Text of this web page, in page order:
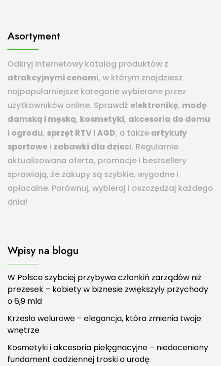
Asortyment
Odkryj internetowy katalog produktów z
atrakcyjnymi cenami, w którym znajdziesz
najpopularniejsze kategorie wybierane przez
użytkowników online. Sprawdź elektronikę, modę
damską i męską, kosmetyki, akcesoria do domu
i ogrodu, sprzęt RTV i AGD, a także artykuły
sportowe i zabawki dla dzieci. Regularnie
aktualizowana oferta, promocje i bestsellery
sprawiają, że zakupy są szybkie, wygodne i
opłacalne. Porównuj, wybieraj i oszczędzaj każdego
dnia!
Wpisy na blogu
W Polsce szybciej przybywa członkiń zarządów niż
prezesek – kobiety w biznesie zwiększyły przychody
o 6,9 mld
Krzesło welurowe – elegancja, która zmienia twoje
wnętrze
Kosmetyki i akcesoria pielęgnacyjne – niedoceniony
fundament codziennej troski o urodę